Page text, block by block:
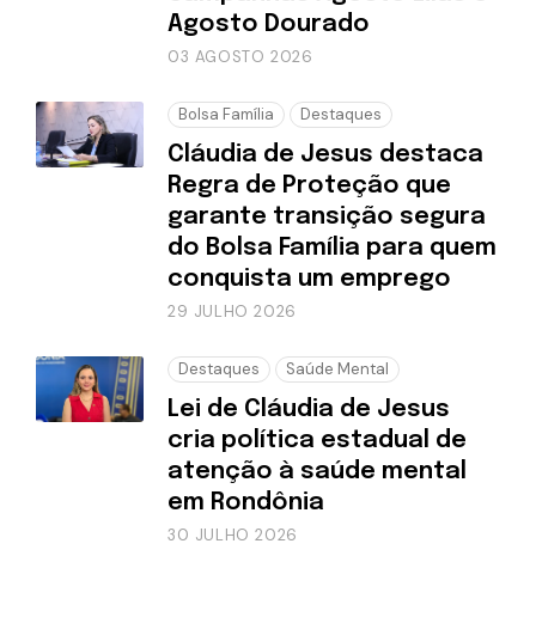
Agosto Dourado
03 AGOSTO 2026
Bolsa Família Destaques
Cláudia de Jesus destaca
Regra de Proteção que
garante transição segura
do Bolsa Família para quem
conquista um emprego
29 JULHO 2026
Destaques Saúde Mental
Lei de Cláudia de Jesus
cria política estadual de
atenção à saúde mental
em Rondônia
30 JULHO 2026